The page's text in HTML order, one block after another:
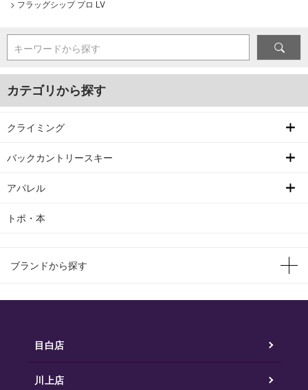
> フラッグシップ プロ LV
キーワードから探す
カテゴリから探す
クライミング
バックカントリースキー
アパレル
トポ・本
ブランドから探す
目白店
川上店